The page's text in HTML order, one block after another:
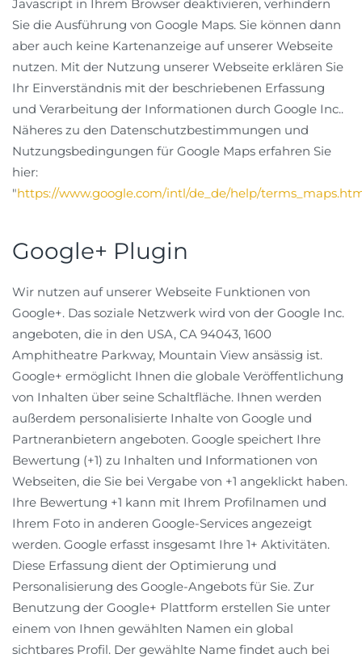
Javascript in Ihrem Browser deaktivieren, verhindern
Sie die Ausführung von Google Maps. Sie können dann
aber auch keine Kartenanzeige auf unserer Webseite
nutzen. Mit der Nutzung unserer Webseite erklären Sie
Ihr Einverständnis mit der beschriebenen Erfassung
und Verarbeitung der Informationen durch Google Inc..
Näheres zu den Datenschutzbestimmungen und
Nutzungsbedingungen für Google Maps erfahren Sie
hier:
"https://www.google.com/intl/de_de/help/
Google+ Plugin
Wir nutzen auf unserer Webseite Funktionen von
Google+. Das soziale Netzwerk wird von der Google Inc.
angeboten, die in den USA, CA 94043, 1600
Amphitheatre Parkway, Mountain View ansässig ist.
Google+ ermöglicht Ihnen die globale Veröffentlichung
von Inhalten über seine Schaltfläche. Ihnen werden
außerdem personalisierte Inhalte von Google und
Partneranbietern angeboten. Google speichert Ihre
Bewertung (+1) zu Inhalten und Informationen von
Webseiten, die Sie bei Vergabe von +1 angeklickt haben.
Ihre Bewertung +1 kann mit Ihrem Profilnamen und
Ihrem Foto in anderen Google-Services angezeigt
werden. Google erfasst insgesamt Ihre 1+ Aktivitäten.
Diese Erfassung dient der Optimierung und
Personalisierung des Google-Angebots für Sie. Zur
Benutzung der Google+ Plattform erstellen Sie unter
einem von Ihnen gewählten Namen ein global
sichtbares Profil. Der gewählte Name findet auch bei